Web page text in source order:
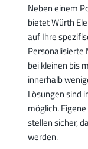
Neben einem
bietet Würth
auf Ihre
Personalisierte
bei kleinen bis
innerhalb
Lösungen sind
möglich.
stellen sicher,
werden.